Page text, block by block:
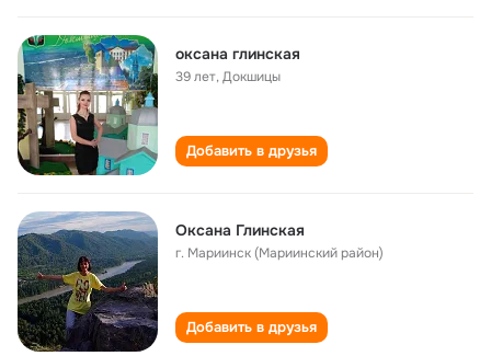
оксана глинская
39 лет,Докшицы
Добавить в друзья
Оксана Глинская
г. Мариинск (Мариинский район)
Добавить в друзья